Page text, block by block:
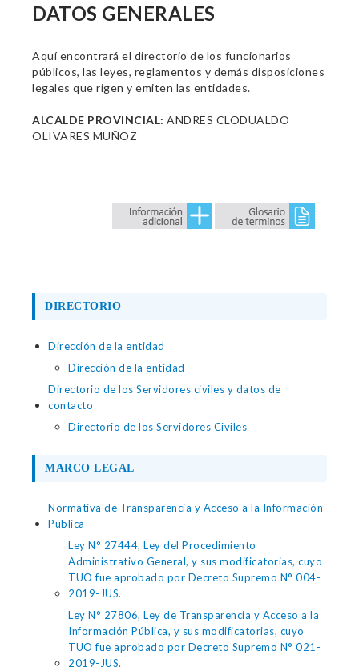
DATOS GENERALES
Aquí encontrará el directorio de los funcionarios
públicos, las leyes, reglamentos y demás disposiciones
legales que rigen y emiten las entidades.
ALCALDE PROVINCIAL: ANDRES CLODUALDO
OLIVARES MUÑOZ
DIRECTORIO
Dirección de la entidad
Dirección de la entidad
Directorio de los Servidores civiles y datos de
contacto
Directorio de los Servidores Civiles
MARCO LEGAL
Normativa de Transparencia y Acceso a la Información
Pública
Ley N° 27444, Ley del Procedimiento
Administrativo General, y sus modificatorias, cuyo
TUO fue aprobado por Decreto Supremo N° 004-
2019-JUS.
Ley N° 27806, Ley de Transparencia y Acceso a la
Información Pública, y sus modificatorias, cuyo
TUO fue aprobado por Decreto Supremo N° 021-
2019-JUS.